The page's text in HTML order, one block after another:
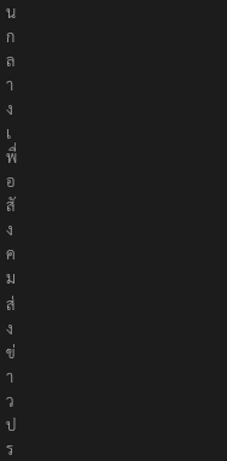
น
ก
ล
า
ง
เ
พื่
อ
สั
ง
ค
ม
ส่
ง
ข่
า
ว
ป
ร